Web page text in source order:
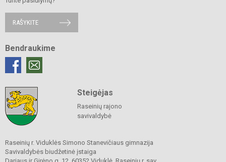
RAŠYKITE
Bendraukime
Steigėjas
Raseinių rajono
savivaldybė
Raseinių r. Viduklės Simono Stanevičiaus gimnazija
Savivaldybės biudžetinė įstaiga